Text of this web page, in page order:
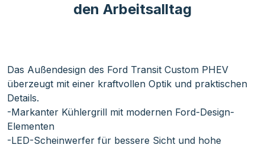
den Arbeitsalltag
Das Außendesign des Ford Transit Custom PHEV
überzeugt mit einer kraftvollen Optik und praktischen
Details.
-Markanter Kühlergrill mit modernen Ford-Design-
Elementen
-LED-Scheinwerfer für bessere Sicht und hohe